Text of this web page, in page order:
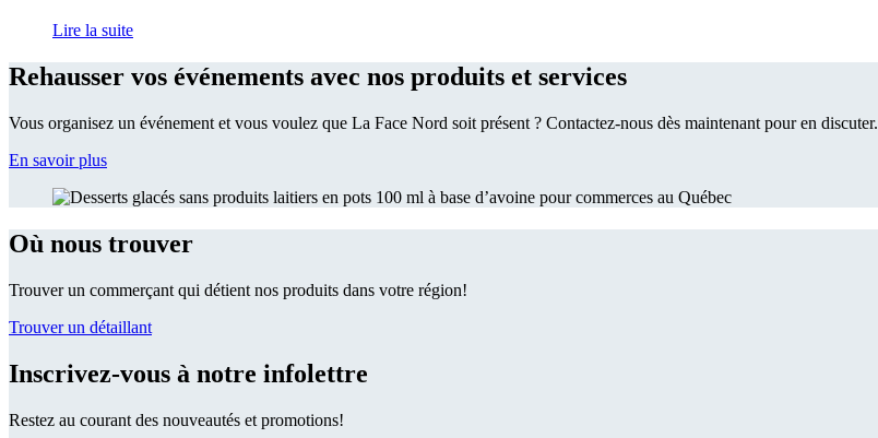
Lire la suite
Rehausser vos événements avec nos produits et services
Vous organisez un événement et vous voulez que La Face Nord soit présent ? Contactez-nous dès maintenant pour en discuter.
En savoir plus
Où nous trouver
Trouver un commerçant qui détient nos produits dans votre région!
Trouver un détaillant
Inscrivez-vous à notre infolettre
Restez au courant des nouveautés et promotions!